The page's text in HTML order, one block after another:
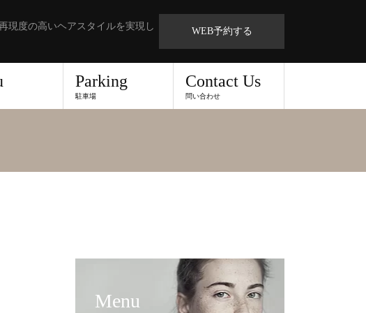
現度の高いヘアスタイルを実現し
WEB予約する
Parking
駐車場
Contact Us
問い合わせ
Menu